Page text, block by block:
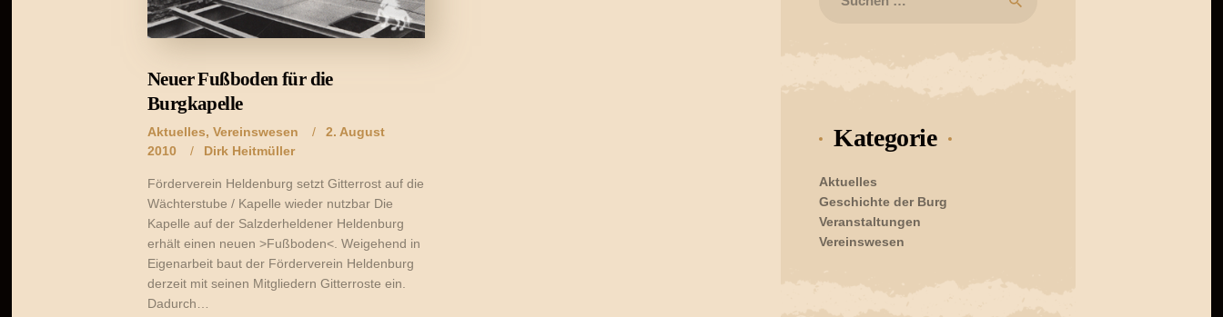
Neuer Fußboden für die
Burgkapelle
Aktuelles, Vereinswesen
2. August
2010
Dirk Heitmüller
Förderverein Heldenburg setzt Gitterrost auf die
Wächterstube / Kapelle wieder nutzbar Die
Kapelle auf der Salzderheldener Heldenburg
erhält einen neuen >Fußboden<. Weigehend in
Eigenarbeit baut der Förderverein Heldenburg
derzeit mit seinen Mitgliedern Gitterroste ein.
Dadurch…
nach:
Kategorie
Aktuelles
Geschichte der Burg
Veranstaltungen
Vereinswesen